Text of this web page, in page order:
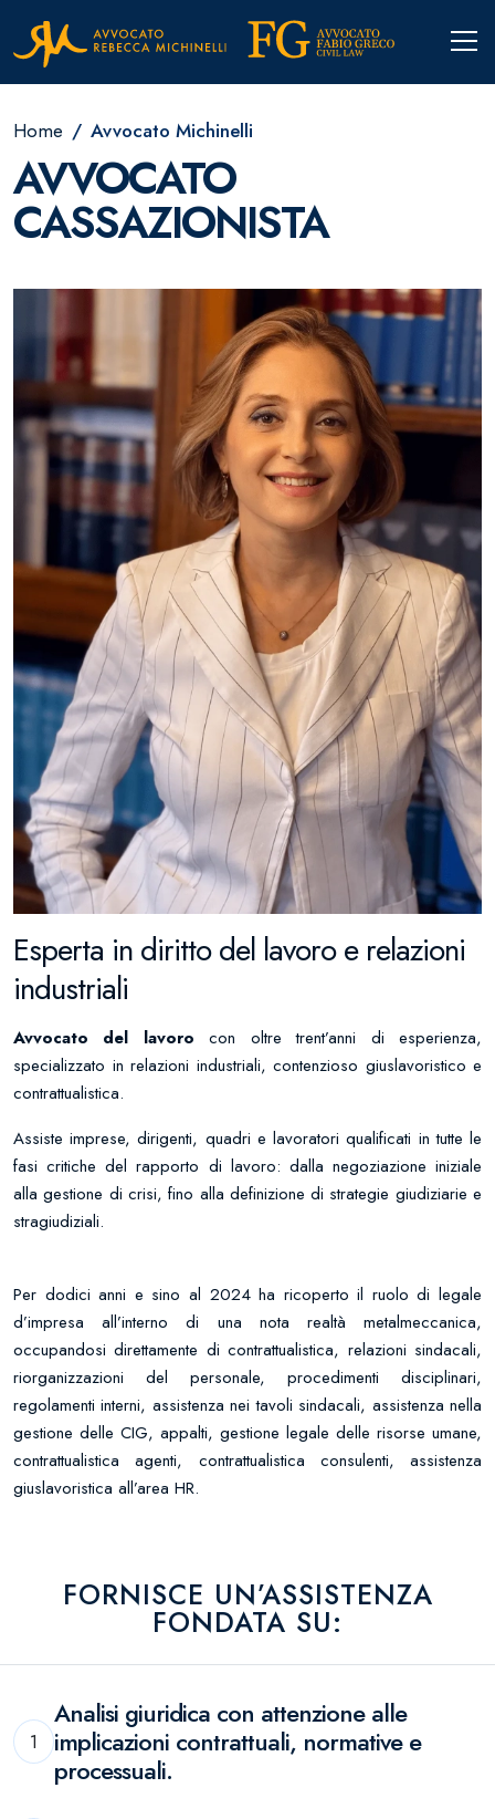
Home Avvocato Michinelli
AVVOCATO
CASSAZIONISTA
Esperta in diritto del lavoro e relazioni
industriali
Avvocato del lavorocon oltre trent’anni di esperienza,
specializzato in relazioni industriali, contenzioso giuslavoristico e
contrattualistica.
Assiste imprese, dirigenti, quadri e lavoratori qualificati in tutte le
fasi critiche del rapporto di lavoro: dalla negoziazione iniziale
alla gestione di crisi, fino alla definizione di strategie giudiziarie e
stragiudiziali.
Per dodici anni e sino al 2024 ha ricoperto il ruolo di legale
d’impresa all’interno di una nota realtà metalmeccanica,
occupandosi direttamente di contrattualistica, relazioni sindacali,
riorganizzazioni del personale, procedimenti disciplinari,
regolamenti interni, assistenza nei tavoli sindacali, assistenza nella
gestione delle CIG, appalti, gestione legale delle risorse umane,
contrattualistica agenti, contrattualistica consulenti, assistenza
giuslavoristica all’area HR.
FORNISCE UN’ASSISTENZA
FONDATA SU:
1
Analisi giuridica con attenzione alle
implicazioni contrattuali, normative e
processuali.